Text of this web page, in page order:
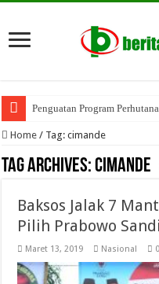
Penguatan Program
Home / Tag:cimande
Tag Archives:cimande
Baksos Jalak 7
Pilih Prabowo Sandi
Maret 13, 2019 Nasional